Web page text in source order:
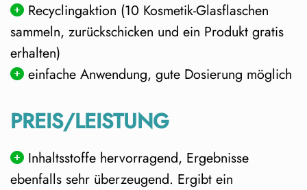
Recyclingaktion (10 Kosmetik-Glasflaschen
sammeln, zurückschicken und ein Produkt gratis
erhalten)
einfache Anwendung, gute Dosierung möglich
PREIS/LEISTUNG
Inhaltsstoffe hervorragend, Ergebnisse
ebenfalls sehr überzeugend. Ergibt ein